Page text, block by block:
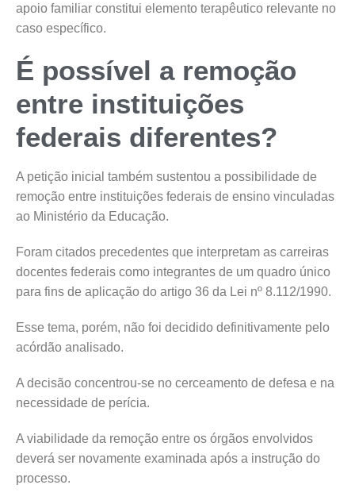
apoio familiar constitui elemento terapêutico relevante no
caso específico.
É possível a remoção
entre instituições
federais diferentes?
A petição inicial também sustentou a possibilidade de
remoção entre instituições federais de ensino vinculadas
ao Ministério da Educação.
Foram citados precedentes que interpretam as carreiras
docentes federais como integrantes de um quadro único
para fins de aplicação do artigo 36 da Lei nº 8.112/1990.
Esse tema, porém, não foi decidido definitivamente pelo
acórdão analisado.
A decisão concentrou-se no cerceamento de defesa e na
necessidade de perícia.
A viabilidade da remoção entre os órgãos envolvidos
deverá ser novamente examinada após a instrução do
processo.